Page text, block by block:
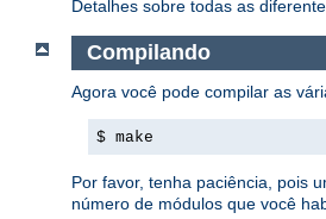
Detalhes sobre todas as
Compilando
Agora você pode compilar as
$ make
Por favor, tenha paciência, pois
número de módulos que você